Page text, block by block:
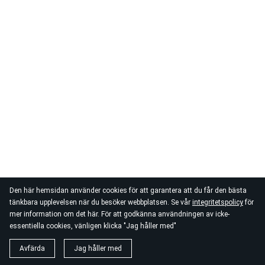
Den här hemsidan använder cookies för att garantera att du får den bästa
tänkbara upplevelsen när du besöker webbplatsen. Se vår integritetspolicyför
mer information om det här. För att godkänna användningen av icke-
essentiella cookies, vänligen klicka "Jag håller med"
Avfärda Jag håller med